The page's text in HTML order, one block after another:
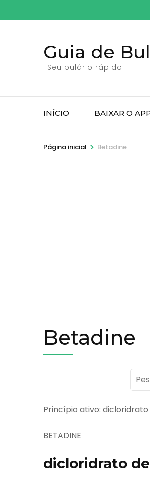
para
Guia de
Seu bulário rápido
INÍCIO BAIXAR O
Página inicial > Betadine
Betadine
por:
Princípio ativo:
BETADINE
dicloridrato